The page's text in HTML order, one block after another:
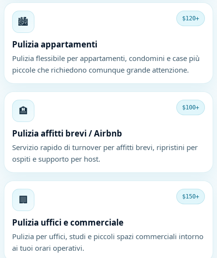
🏙️ $120+
Pulizia appartamenti
Pulizia flessibile per appartamenti, condomini e case più
piccole che richiedono comunque grande attenzione.
🏨 $100+
Pulizia affitti brevi / Airbnb
Servizio rapido di turnover per affitti brevi, ripristini per
ospiti e supporto per host.
🏢 $150+
Pulizia uffici e commerciale
Pulizia per uffici, studi e piccoli spazi commerciali intorno
ai tuoi orari operativi.